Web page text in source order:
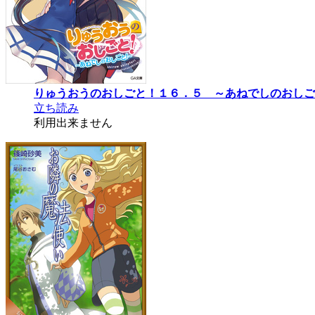
りゅうおうのおしごと！１６．５ ～あねでしのおしご
立ち読み
利用出来ません